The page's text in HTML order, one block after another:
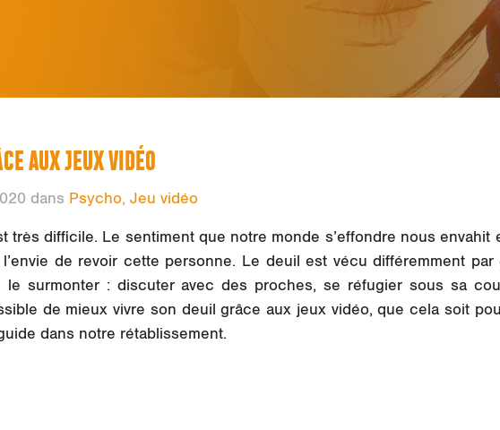
AUX JEUX VIDÉO
dans Psycho, Jeu vidéo
très difficile. Le sentiment que notre monde s’effondre nous envahit
de revoir cette personne. Le deuil est vécu différemment
le surmonter : discuter avec des proches, se réfugier sous sa
de mieux vivre son deuil grâce aux jeux vidéo, que cela soit
dans notre rétablissement.